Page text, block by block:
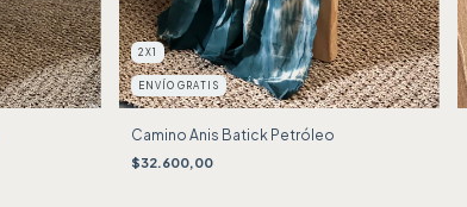
2X1
ENVÍO GRATIS
Camino Anis Batick Petróleo
$32.600,00